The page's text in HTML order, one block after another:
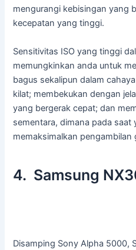
mengurangi kebisingan yang
kecepatan yang tinggi.
Sensitivitas ISO yang tinggi
memungkinkan anda untuk
bagus sekalipun dalam
kilat; membekukan dengan
yang bergerak cepat; dan
sementara, dimana pada saat
memaksimalkan pengambilan
4. Samsung
Disamping Sony Alpha 5000,